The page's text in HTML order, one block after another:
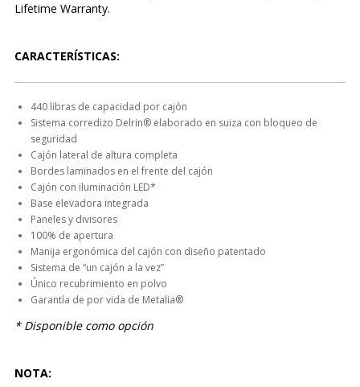
Lifetime Warranty.
CARACTERÍSTICAS:
440 libras de capacidad por cajón
Sistema corredizo Delrin® elaborado en suiza con bloqueo de
seguridad
Cajón lateral de altura completa
Bordes laminados en el frente del cajón
Cajón con iluminación LED*
Base elevadora integrada
Paneles y divisores
100% de apertura
Manija ergonómica del cajón con diseño patentado
Sistema de “un cajón a la vez”
Único recubrimiento en polvo
Garantía de por vida de Metalia®
* Disponible como opción
NOTA: